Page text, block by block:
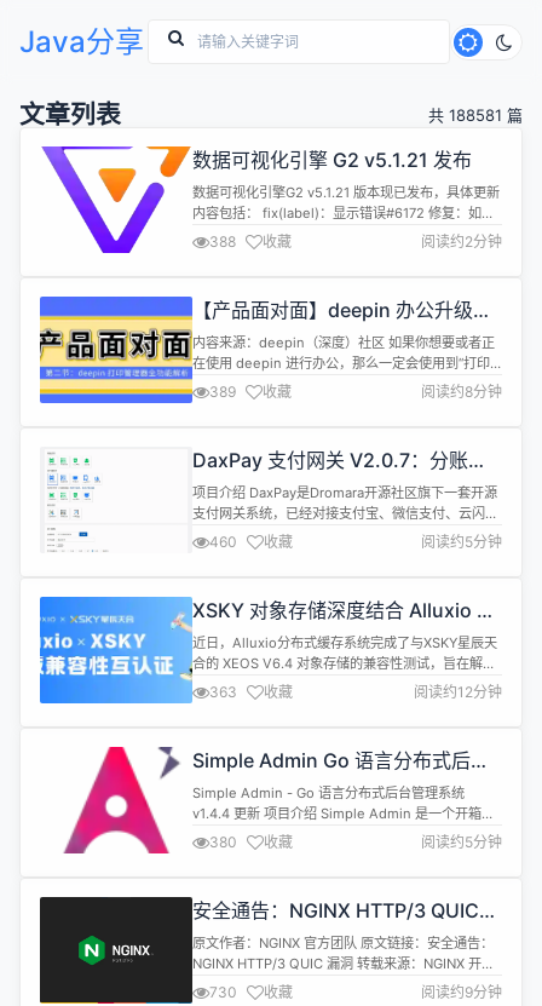
Java分享
文章列表 共 188581 篇
数据可视化引擎 G2 v5.1.21 发布
数据可视化引擎G2 v5.1.21 版本现已发布，具体更新
内容包括： fix(label)：显示错误#6172 修复：如果
fromPath 等于 toPath，则跳过动画#6193 文档：
工具提示交互的拼写错误#6211 feat：添加自定义标
签变换的上下文#6222 feat(label)：添加标签变换
388 收藏 阅读约2分钟
【产品面对面】deepin 办公升级：
打印管理器全功能解析及驱动资源汇
总
内容来源：deepin（深度）社区 如果你想要或者正
在使用 deepin 进行办公，那么一定会使用到“打印
管理器”。打印管理器作为一款管理打印机的工具，
将成为你办公得力助手之一。近期，我们会在
deepin 应用商店发布打印管理器新版本，也借此机
deepin 各版本镜像获取（含 deepin V15）：htt...
389 收藏 阅读约8分钟
DaxPay 支付网关 V2.0.7：分账增
强和一些问题优化
项目介绍 DaxPay是Dromara开源社区旗下一套开源
支付网关系统，已经对接支付宝、微信支付、云闪付
相关的接口。独立部署，提供接口供业务系统进行调
用，不对原有系统产生影响。 源码地址 项目 GITEE
GITHUB 后端地址
https://github.com/dromara/dax-...
460 收藏 阅读约5分钟
XSKY 对象存储深度结合 Alluxio 分
布式缓存系统，GPU 利用率提高至
90% 以上
近日，Alluxio分布式缓存系统完成了与XSKY星辰天
合的 XEOS V6.4 对象存储的兼容性测试，旨在解决
数据管理和加速方面的挑战。双方进行了深度的产品
对接和联合开发，将 Alluxio 分布式缓存系统与
XEOS 对象存储的众多应用特性进行结合，推出一体
理和加速需求。 近年来，随着 AI、大数据的逐渐...
363 收藏 阅读约12分钟
Simple Admin Go 语言分布式后台
管理系统 v1.4.4 发布
Simple Admin - Go 语言分布式后台管理系统
v1.4.4 更新 项目介绍 Simple Admin 是一个开箱即
用的分布式微服务后端管理系统，基于 go-zero 开
发，为开发中大型后台提供了丰富的功能，支持三端
代码生成。 官方自带多种扩展，助力中小企业快速上
费。 Simple Admin Cor...
380 收藏 阅读约5分钟
安全通告：NGINX HTTP/3 QUIC
漏洞
原文作者：NGINX 官方团队 原文链接：安全通告：
NGINX HTTP/3 QUIC 漏洞 转载来源：NGINX 开源
社区 NGINX 唯一中文官方社区 ，尽在nginx.org.cn
730 收藏 阅读约9分钟